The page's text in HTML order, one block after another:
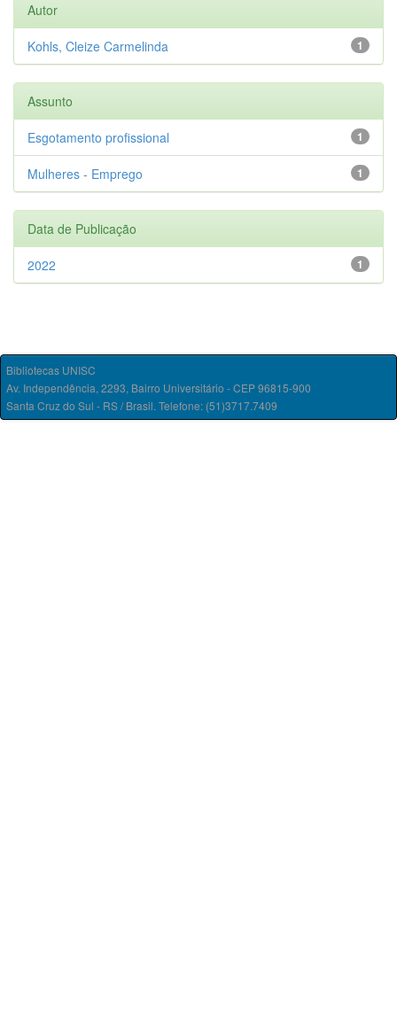
Autor
1
Kohls, Cleize Carmelinda
Assunto
1
Esgotamento profissional
1
Mulheres - Emprego
Data de Publicação
1
2022
Bibliotecas UNISC
Av. Independência, 2293, Bairro Universitário - CEP 96815-900
Santa Cruz do Sul - RS / Brasil. Telefone: (51)3717.7409